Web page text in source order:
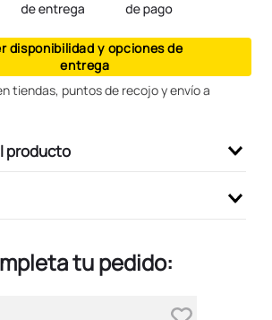
disponibilidad y opciones de
entrega
tiendas, puntos de recojo y envío a
producto
tu pedido: